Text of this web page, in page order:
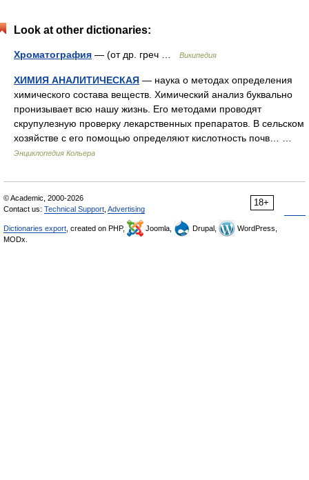
Look at other dictionaries:
Хроматография — (от др. греч … Википедия
ХИМИЯ АНАЛИТИЧЕСКАЯ — наука о методах определения
химического состава веществ. Химический анализ буквально
пронизывает всю нашу жизнь. Его методами проводят
скрупулезную проверку лекарственных препаратов. В сельском
хозяйстве с его помощью определяют кислотность почв… …
Энциклопедия Кольера
18+
© Academic, 2000-2026
Contact us: Technical Support Advertising
Dictionaries export , created on PHP, Joomla, Drupal,
WordPress,
MODx.